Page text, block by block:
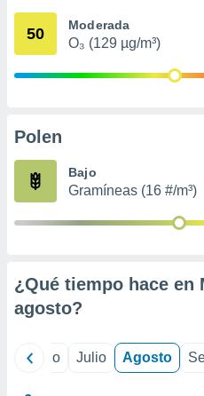
mediante
publicidad
de
50 Moderada
O₃ (129 µg/m³)
Polen
Bajo
Gramíneas (16 #/m³)
¿Qué tiempo hace en
agosto?
Junio Julio Agosto